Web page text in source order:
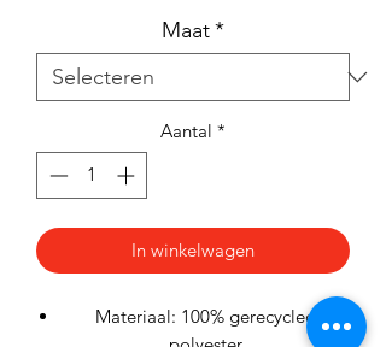
Maat*
Aantal *
In winkelwagen
Materiaal: 100% gerecycled